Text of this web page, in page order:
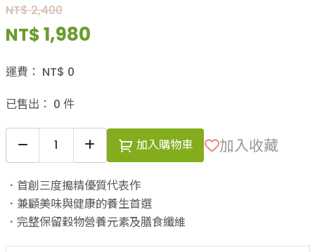
NT$ 2,400
NT$1,980
運費： NT$ 0
已售出： 0 件
加入購物車 加入收藏
．首創三度搗精優質代表作
．兼顧美味與健康的養生首選
．完整保留穀物營養元素及膳食纖維